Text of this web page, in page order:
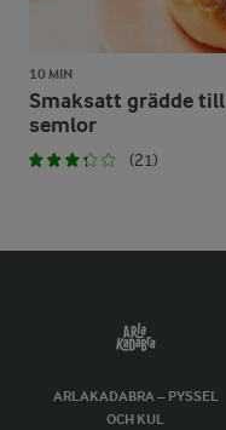
10 MIN
Smaksatt grädde till
semlor
(21)
ARLAKADABRA – PYSSEL
OCH KUL